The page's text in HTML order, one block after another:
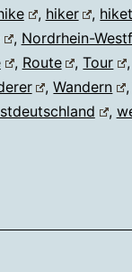
, hiker ,
, Nordrhein-
, Route ,Tour
,Wandern
,